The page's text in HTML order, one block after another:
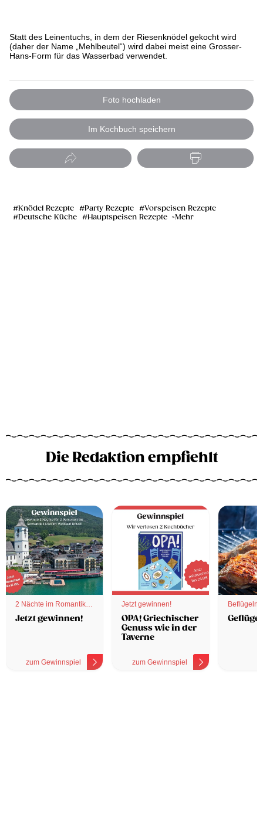
Statt des Leinentuchs, in dem der Riesenknödel gekocht wird
(daher der Name „Mehlbeutel“) wird dabei meist eine Grosser-
Hans-Form für das Wasserbad verwendet.
Foto hochladen
Im Kochbuch speichern
Knödel Rezepte Party Rezepte
Vorspeisen Rezepte
Deutsche Küche
Hauptspeisen Rezepte Mehr
Die Redaktion empfiehlt
2 Nächte im Romantik
Hotel
Jetzt gewinnen!
zum Gewinnspiel
Jetzt gewinnen!
OPA! Griechischer
Genuss wie in der
Taverne
zum Gewinnspiel